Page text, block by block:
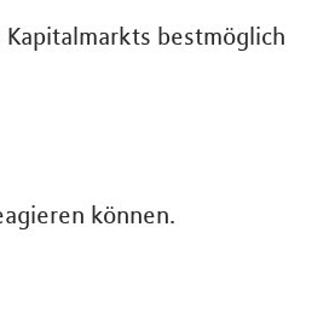
bestmöglich
können.